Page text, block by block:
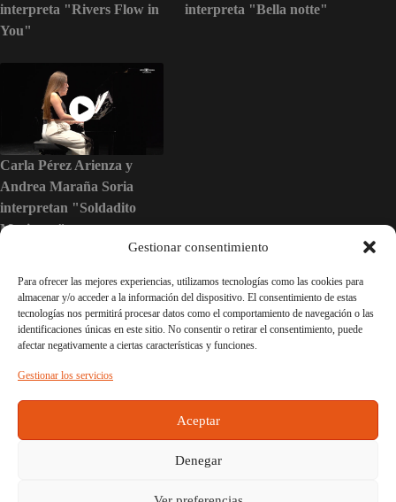
Gestionar consentimiento
Para ofrecer las mejores experiencias, utilizamos tecnologías como las cookies para
almacenar y/o acceder a la información del dispositivo. El consentimiento de estas
tecnologías nos permitirá procesar datos como el comportamiento de navegación o las
identificaciones únicas en este sitio. No consentir o retirar el consentimiento, puede
afectar negativamente a ciertas características y funciones.
Gestionar los servicios
Aceptar
Denegar
interpreta "Rivers Flow in
You"
interpreta "Bella notte"
Carla Pérez Arienza y
Andrea Maraña Soria
interpretan "Soldadito
Marinero"
ANTERIOR SIGUIENTE
Todas las imágenes de esta web están protegidas por derechos
de autor. Su contenido no puede ser copiado para fines
comerciales o de otro tipo, ni puede ser mostrado, incluso en